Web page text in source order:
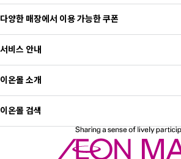
원하는 언어를 선택하세요
다양한 매장에서 이용 가능한 쿠폰
서비스 안내
이온몰 소개
이온몰 검색